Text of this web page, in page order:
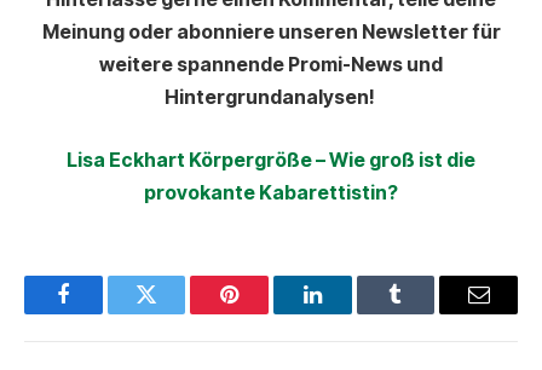
Meinung oder abonniere unseren Newsletter für
weitere spannende Promi-News und
Hintergrundanalysen!
Lisa Eckhart Körpergröße – Wie groß ist die
provokante Kabarettistin?
FacebookTwitter Pinterest LinkedInTumblr Email